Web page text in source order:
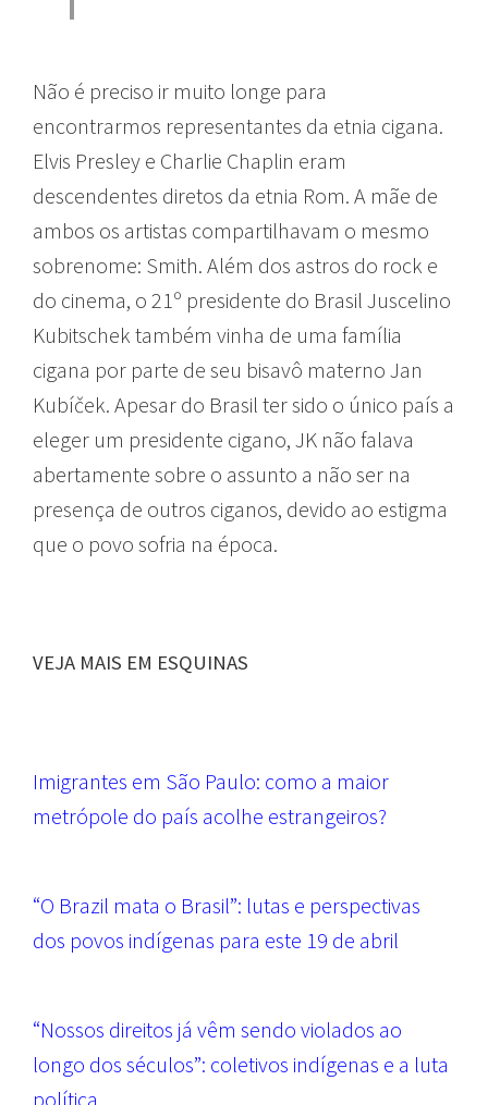
Não é preciso ir muito longe para
encontrarmos representantes da etnia cigana.
Elvis Presley e Charlie Chaplin eram
descendentes diretos da etnia Rom. A mãe de
ambos os artistas compartilhavam o mesmo
sobrenome: Smith. Além dos astros do rock e
do cinema, o 21º presidente do Brasil Juscelino
Kubitschek também vinha de uma família
cigana por parte de seu bisavô materno Jan
Kubíček. Apesar do Brasil ter sido o único país a
eleger um presidente cigano, JK não falava
abertamente sobre o assunto a não ser na
presença de outros ciganos, devido ao estigma
que o povo sofria na época.
VEJA MAIS EM ESQUINAS
Imigrantes em São Paulo: como a maior
metrópole do país acolhe estrangeiros?
“O Brazil mata o Brasil”: lutas e perspectivas
dos povos indígenas para este 19 de abril
“Nossos direitos já vêm sendo violados ao
longo dos séculos”: coletivos indígenas e a luta
política